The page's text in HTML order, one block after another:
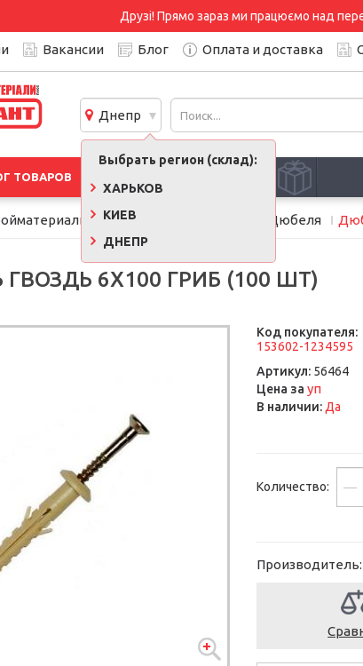
Друзі! Прямо зараз ми працюємо над
Вакансии Блог Оплата и доставка
Днепр
Выбрать регион (склад):
ХАРЬКОВ
КИЕВ
ДНЕПР
ТОВАРОВ
Крепёжные элементы Дюбеля
6Х100 ГРИБ (100 ШТ)
Код покупателя:
153602-1234595
Артикул: 56464
Цена за уп
В наличии: Да
Количество:
Производитель: